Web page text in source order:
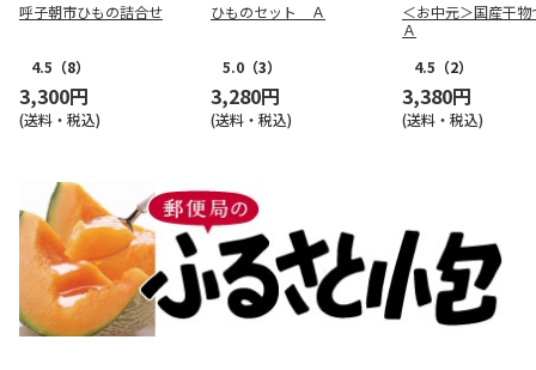
呼子朝市ひもの詰合せ
4.5 （8）
3,300円
(送料・税込)
ひものセット Ａ
5.0 （3）
3,280円
(送料・税込)
＜お中元＞国産干物
Ａ
4.5 （2）
3,380円
(送料・税込)